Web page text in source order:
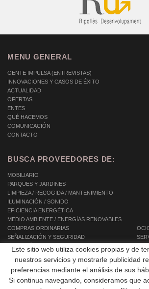
MENU GENERAL
GENTE IMPULSA (ENTREVISTAS)
INNOVACIONES Y CASOS DE ÉXITO
ACTUALIDAD
OFERTAS
ENTES
QUÉ HACEMOS
COMUNICACIÓN
CONTACTO
BUSCA PROVEEDORES DE:
MOBILIARIO
PARQUES Y JARDINES
LIMPIEZA / RECOGIDA / MANTENIMIENTO
ILUMINACIÓN / SONIDO
EFICIENCIA ENERGÉTICA
MEDIO AMBIENTE / ENERGÍAS RENOVABLES
COMPRAS ORDINARIAS
SEÑALIZACIÓN Y SEGURIDAD
INFORMÁTICA / TIC / TELECOMUNICACIONES
AUTOMOCIÓN / TRANSPORTE / MOVILIDAD
EQUIPAMIENTOS
OBRAS PÚBLICAS / CONSTRUCCIÓN
Este sitio web utiliza cookies propias y de
nuestros servicios y mostrarle publicidad
preferencias mediante el análisis de sus
Si continua navegando, consideramos que